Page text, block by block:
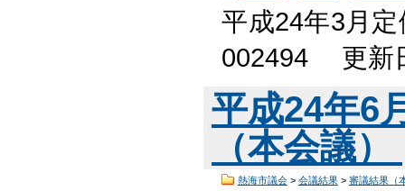
平成24年3月
002494 更新
平成24年6
（本会議）
熱海市議会> 会議結果> 審議結果（